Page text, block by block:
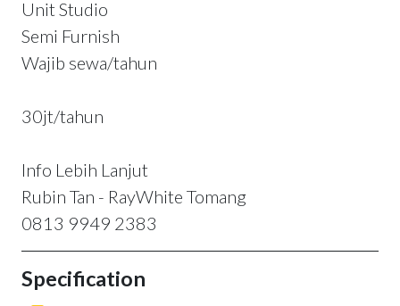
Unit Studio
Semi Furnish
Wajib sewa/tahun
30jt/tahun
Info Lebih Lanjut
Rubin Tan - RayWhite Tomang
0813 9949 2383
Specification